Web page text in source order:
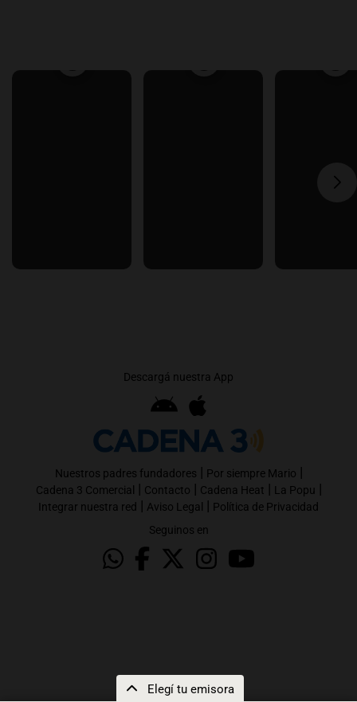
Elegí tu emisora
Descargá nuestra App
Nuestros padres fundadores | Por siempre Mario |
Cadena 3 Comercial | Contacto | Cadena Heat | La Popu |
Integrar nuestra red | Aviso Legal | Política de Privacidad
Seguinos en